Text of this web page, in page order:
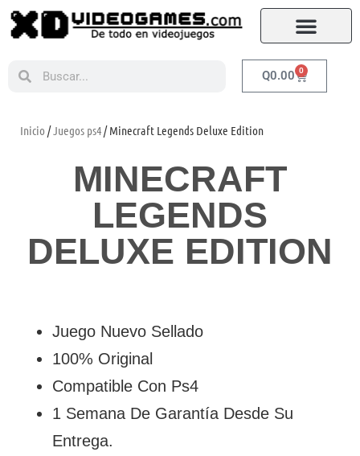
Q0.00 0
Inicio /Juegos ps4/ Minecraft Legends Deluxe Edition
MINECRAFT
LEGENDS
DELUXE EDITION
Juego Nuevo Sellado
100% Original
Compatible Con Ps4
1 Semana De Garantía Desde Su
Entrega.